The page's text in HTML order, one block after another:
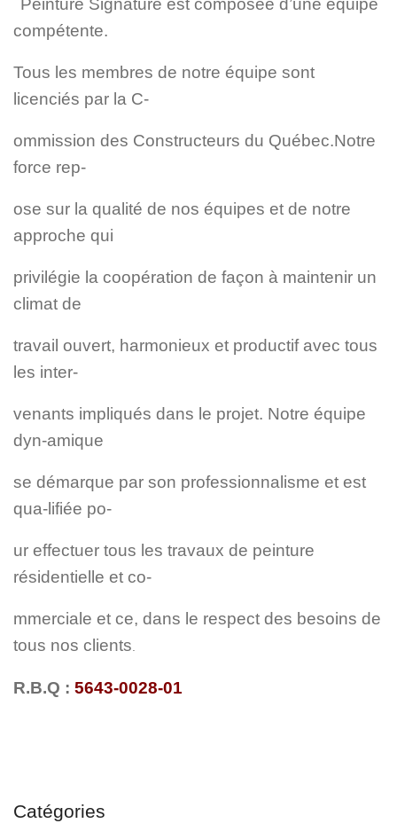
DÉCORATION RÉNOVATION TEXTURE ROULEAU
PEINTURE
Peinture Signature est composée d’une équipe
compétente.
Tous les membres de notre équipe sont
licenciés par la C-
ommission des Constructeurs du Québec.Notre
force rep-
ose sur la qualité de nos équipes et de notre
approche qui
privilégie la coopération de façon à maintenir un
climat de
travail ouvert, harmonieux et productif avec tous
les inter-
venants impliqués dans le projet. Notre équipe
dyn-amique
se démarque par son professionnalisme et est
qua-lifiée po-
ur effectuer tous les travaux de peinture
résidentielle et co-
mmerciale et ce, dans le respect des besoins de
tous nos clients.
R.B.Q : 5643-0028-01
Catégories